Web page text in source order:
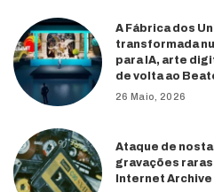
A Fábrica dos
transformada
para IA, arte
de volta ao
26 Maio, 2026
Ataque de
gravações
Internet Archive